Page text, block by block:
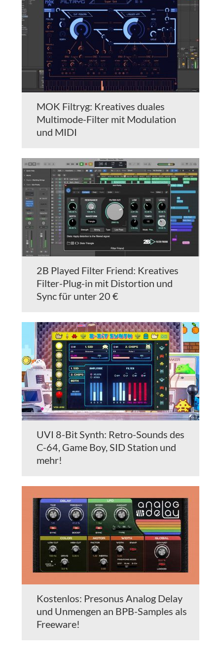
MOK Filtryg: Kreatives duales
Multimode-Filter mit Modulation
und MIDI
2B Played Filter Friend: Kreatives
Filter-Plug-in mit Distortion und
Sync für unter 20 €
UVI 8-Bit Synth: Retro-Sounds des
C-64, Game Boy, SID Station und
mehr!
Kostenlos: Presonus Analog Delay
und Unmengen an BPB-Samples als
Freeware!